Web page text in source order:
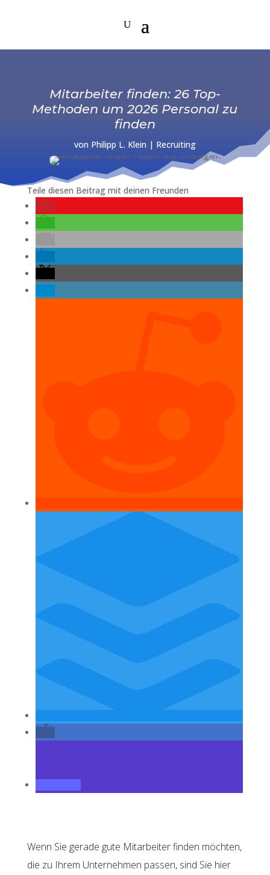
Mitarbeiter finden: 26 Top-
Methoden um 2026 Personal zu
finden
von Philipp L. Klein | Recruiting
Teile diesen Beitrag mit deinen Freunden
Wenn Sie gerade gute Mitarbeiter finden möchten,
die zu Ihrem Unternehmen passen, sind Sie hier